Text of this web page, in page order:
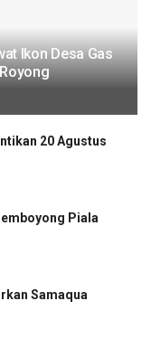
Ikon Desa Gas
20 Agustus
Piala
Samaqua